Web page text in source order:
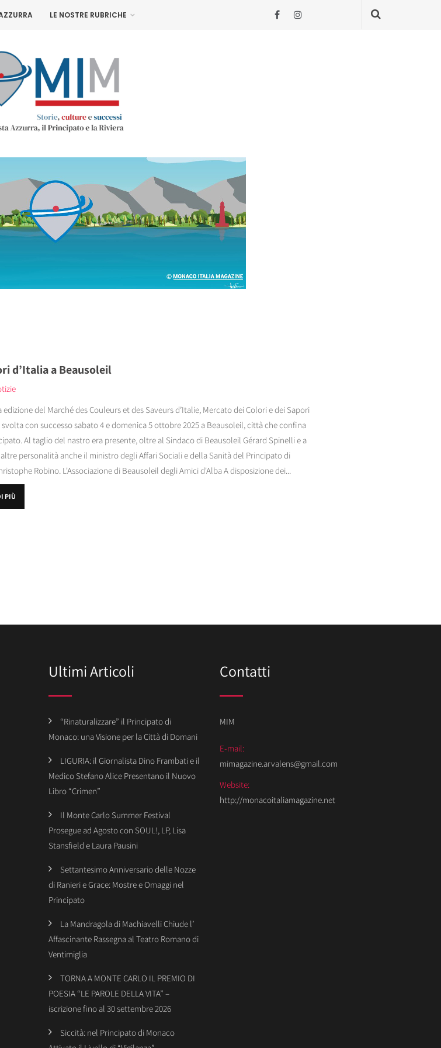
LE NOSTRE RUBRICHE
d’Italia a Beausoleil
edizione del Marché des Couleurs et des Saveurs d’Italie, Mercato dei Colori e dei Sapori
con successo sabato 4 e domenica 5 ottobre 2025 a Beausoleil, città che confina
Al taglio del nastro era presente, oltre al Sindaco di Beausoleil Gérard Spinelli e a
personalità anche il ministro degli Affari Sociali e della Sanità del Principato di
Robino. L'Associazione di Beausoleil degli Amici d'Alba A disposizione dei...
PIÙ
Ultimi Articoli
“Rinaturalizzare” il Principato di
Monaco: una Visione per la Città di Domani
LIGURIA: il Giornalista Dino Frambati e il
Medico Stefano Alice Presentano il Nuovo
Libro “Crimen”
Il Monte Carlo Summer Festival
Prosegue ad Agosto con SOUL!, LP, Lisa
Stansfield e Laura Pausini
Settantesimo Anniversario delle Nozze
di Ranieri e Grace: Mostre e Omaggi nel
Principato
La Mandragola di Machiavelli Chiude l’
Affascinante Rassegna al Teatro Romano di
Ventimiglia
TORNA A MONTE CARLO IL PREMIO DI
POESIA “LE PAROLE DELLA VITA” –
iscrizione fino al 30 settembre 2026
Siccità: nel Principato di Monaco
Contatti
MIM
E-mail:
mimagazine.arvalens@gmail.com
Website:
http://monacoitaliamagazine.net